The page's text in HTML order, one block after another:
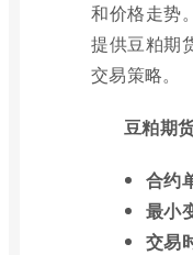
和价格走势
提供豆粕期
交易策略。
豆粕期
合约
最小
交易